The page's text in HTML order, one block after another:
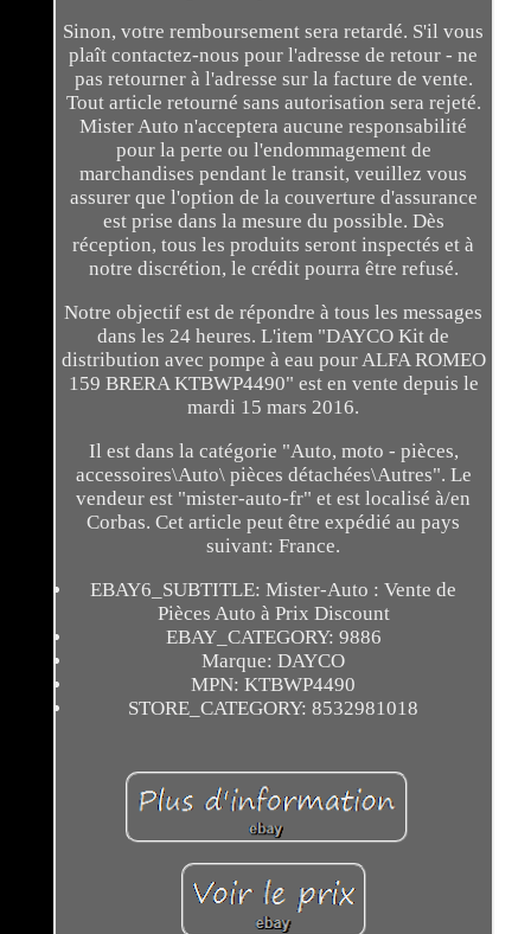
Sinon, votre remboursement sera retardé. S'il vous
plaît contactez-nous pour l'adresse de retour - ne
pas retourner à l'adresse sur la facture de vente.
Tout article retourné sans autorisation sera rejeté.
Mister Auto n'acceptera aucune responsabilité
pour la perte ou l'endommagement de
marchandises pendant le transit, veuillez vous
assurer que l'option de la couverture d'assurance
est prise dans la mesure du possible. Dès
réception, tous les produits seront inspectés et à
notre discrétion, le crédit pourra être refusé.
Notre objectif est de répondre à tous les messages
dans les 24 heures. L'item "DAYCO Kit de
distribution avec pompe à eau pour ALFA ROMEO
159 BRERA KTBWP4490" est en vente depuis le
mardi 15 mars 2016.
Il est dans la catégorie "Auto, moto - pièces,
accessoires\Auto\ pièces détachées\Autres". Le
vendeur est "mister-auto-fr" et est localisé à/en
Corbas. Cet article peut être expédié au pays
suivant: France.
EBAY6_SUBTITLE: Mister-Auto : Vente de
Pièces Auto à Prix Discount
EBAY_CATEGORY: 9886
Marque: DAYCO
MPN: KTBWP4490
STORE_CATEGORY: 8532981018